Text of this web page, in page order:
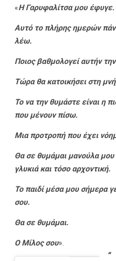
«Η Γαρυφαλίτσα μου έφυγε.
Αυτό το πλήρης ημερών
λέω.
Ποιος βαθμολογεί αυτήν
Τώρα θα κατοικήσει στη
Το να την θυμάστε είναι η
που μένουν πίσω.
Μια προτροπή που έχει
Θα σε θυμάμαι μανούλα
γλυκιά και τόσο αρχοντική.
Το παιδί μέσα μου σήμερα
σου.
Θα σε θυμάμαι.
Ο Μίλος σου».